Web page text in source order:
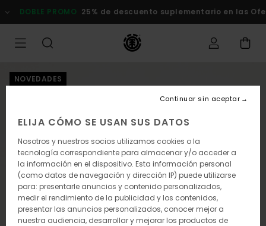
la
PROMO 25% de descuento suplementario en las Ofertas
NOVEDADES
ELIJA CÓMO SE USAN SUS DATOS
Nosotros y nuestros socios utilizamos cookies o la
tecnología correspondiente para almacenar y/o acceder a
la información en el dispositivo. Esta información personal
(como datos de navegación y dirección IP) puede utilizarse
para: presentarle anuncios y contenido personalizados,
medir el rendimiento de la publicidad y los contenidos,
presentar las anuncios personalizados, conocer mejor a
nuestra audiencia, desarrollar y mejorar los productos de
Continuar sin aceptar